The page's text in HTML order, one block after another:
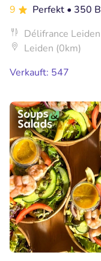
9
Perfekt • 350
Délifrance Leiden
Leiden (0km)
Verkauft: 547